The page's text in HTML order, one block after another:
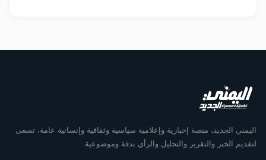
اليمني الجديد، منصة إخبارية وإعلامية سياسية وثقافية وإنسانية عامة، تسعى
لتقديم الخبر والتقرير والتحليل والرأي بدقة وموضوعية